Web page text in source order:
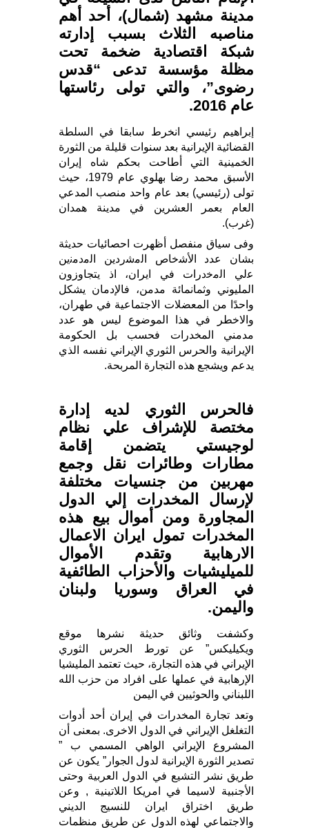
مدينة مشهد (شمال)، أحد أهم
مناصبه الثلاث بسبب إدارته
شبكة اقتصادية ضخمة تحت
مظلة مؤسسة تدعى “قدس
رضوى”، والتي تولى رئاستها
عام 2016.
إبراهيم رئيسي انخرط سابقا في السلطة
القضائية الإيرانية بعد سنوات قليلة من الثورة
الخمينية التي أطاحت بحكم شاه إيران
الأسبق محمد رضا بهلوي عام 1979، حيث
تولى (رئيسي) بعد عام واحد منصب المدعي
العام بعمر العشرين في مدينة همدان
(غرب).
وفى سياق منفصل أظهرت احصائيات حديثة
بشان عدد اﻷﺷﺧﺎص اﻟﻣﺷردين اﻟﻣدﻣﻧين
ﻋلي اﻟﻣﺧدرات في ايران، اذ يتجاوزون
المليوني وثمانمائة مدمن، فالإدمان يشكل
واحدًا من المعضلات الاجتماعية في طهران،
والاخطر في هذا الموضوع ليس هو عدد
مدمني المخدرات فحسب بل الحكومة
الإيرانية والحرس الثوري الإيراني نفسه الذي
يدعم ويشجع هذه التجارة المربحة.
فالحرس الثوري لديه إدارة
مختصة للإشراف علي نظام
لوجيستي يتضمن إقامة
مطارات وطائرات نقل وجمع
مهربين من جنسيات مختلفة
لإرسال المخدرات إلي الدول
المجاورة ومن أموال بيع هذه
المخدرات تمول ايران الاعمال
الارهابية وتقدم الأموال
للميليشيات والأحزاب الطائفية
في العراق وسوريا ولبنان
واليمن.
وكشفت وثائق حديثة نشرها موقع
ويكيليكس” عن تورط الحرس الثوري
الإيراني في هذه التجارة، حيث تعتمد المليشيا
الإرهابية في عملها على افراد من حزب الله
اللبناني والحوثيين في اليمن
وتعد تجارة المخدرات في إيران أحد أدوات
التغلغل الإيراني في الدول الاخرى. بمعنى أن
المشروع الإيراني الواهي المسمي ب ”
تصدير الثورة الإيرانية لدول الجوار” يكون عن
طريق نشر التشيع في الدول العربية وحتى
الأجنبية لاسيما في امريكا اللاتينية , وعن
طريق اختراق ايران للنسيج الديني
والاجتماعي لهذه الدول عن طريق منظمات